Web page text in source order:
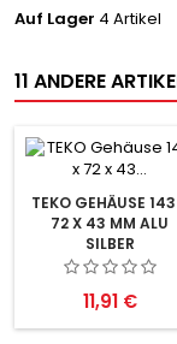
Auf Lager 4 Artikel
11 ANDERE
TEKO GEHÄUSE
72 X 43 MM ALU
SILBER
Preis
11,91 €